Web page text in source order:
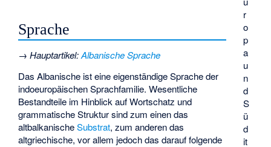
r
o
p
a
u
n
d
S
ü
d
it
Sprache
→Hauptartikel:Albanische Sprache
Das Albanische ist eine eigenständige Sprache der
indoeuropäischen Sprachfamilie. Wesentliche
Bestandteile im Hinblick auf Wortschatz und
grammatische Struktur sind zum einen das
altbalkanischeSubstrat, zum anderen das
altgriechische, vor allem jedoch das darauf folgende